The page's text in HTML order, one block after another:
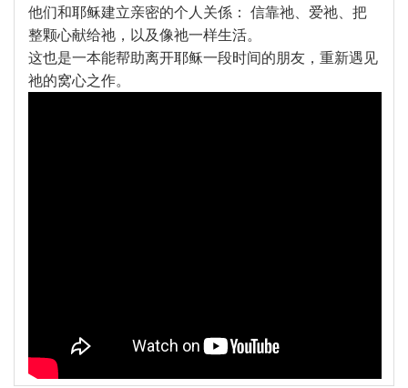
聆聽系列
產品目錄
他们和耶稣建立亲密的个人关係： 信靠祂、爱祂、把
整颗心献给祂，以及像祂一样生活。
这也是一本能帮助离开耶稣一段时间的朋友，重新遇见
祂的窝心之作。